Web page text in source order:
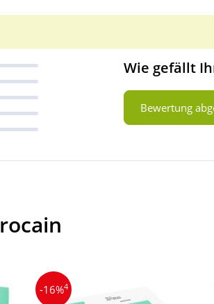
Wie gefällt
Bewertung
-16%4